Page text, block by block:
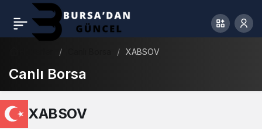
XABSOV
Canlı Borsa
XABSOV